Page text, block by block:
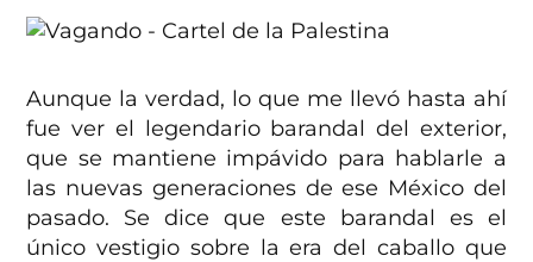
Aunque la verdad, lo que me llevó hasta ahí
fue ver el legendario barandal del exterior,
que se mantiene impávido para hablarle a
las nuevas generaciones de ese México del
pasado. Se dice que este barandal es el
único vestigio sobre la era del caballo que